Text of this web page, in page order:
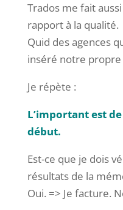
Trados me fait
rapport à la qualité.
Quid des agences
inséré notre propre
Je répète :
L’important est
début.
Est-ce que je dois
résultats de la
Oui. => Je facture.